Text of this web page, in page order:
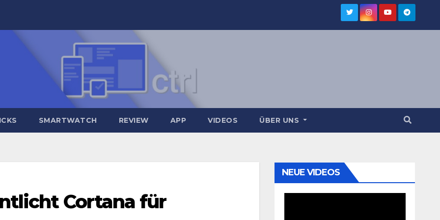
SMARTWATCH REVIEW APP VIDEOS ÜBER UNS
Cortana für
NEUE VIDEOS